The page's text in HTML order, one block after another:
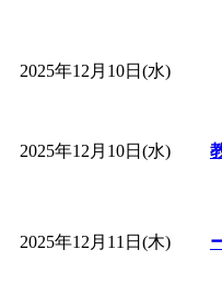
間：
「赤ち
間：
みな
2025年12月10日(水)
2025年12月10日(水)
2025年12月11日(木)